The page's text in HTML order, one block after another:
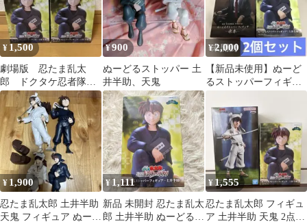
¥ 1,500
劇場版 忍たま乱太
郎 ドクタケ忍者隊
フィギュア 土井半
助 ぬーどるストッパ
ー
¥900
ぬーどるストッパー 土
井半助、天鬼
¥2,000
【新品未使用】ぬーど
るストッパーフィギュ
個セット
¥ 1,900
忍たま乱太郎 土井半助
天鬼 フィギュア ぬーど
¥ 1,111
新品 未開封 忍たま乱太
郎 土井半助 ぬーどる
¥ 1,555
忍たま乱太郎 フィギュ
ア 土井半助 天鬼 2点セ